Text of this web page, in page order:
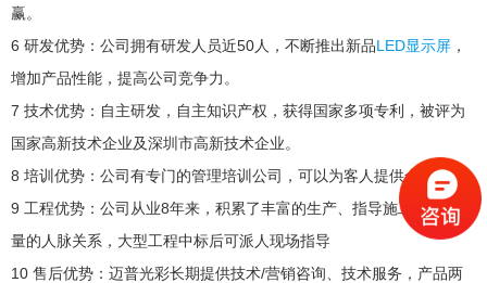
赢。
6 研发优势：公司拥有研发人员近50人，不断推出新品LED显示屏 ，
增加产品性能，提高公司竞争力。
7 技术优势：自主研发，自主知识产权，获得国家多项专利，被评为
国家高新技术企业及深圳市高新技术企业。
8 培训优势：公司有专门的管理培训公司，可以为客人提供全方培训.
9 工程优势：公司从业8年来，积累了丰富的生产、指导施工经验和大
量的人脉关系，大型工程中标后可派人现场指导
10 售后优势：迈普光彩长期提供技术/营销咨询、技术服务，产品两